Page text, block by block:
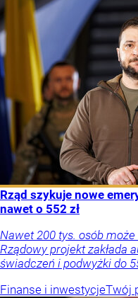
Rząd szykuje nowe
nawet o 552 zł
Nawet 200 tys. osób
Rządowy projekt zakłada
świadczeń i podwyżki do
Finanse i inwestycjeTwój